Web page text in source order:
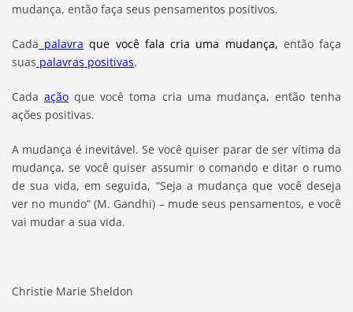
mudança, então faça seus pensamentos positivos.
Cada palavra que você fala cria uma mudança, então faça
suas palavras positivas.
Cadaação que você toma cria uma mudança, então tenha
ações positivas.
A mudança é inevitável. Se você quiser parar de ser vítima da
mudança, se você quiser assumir o comando e ditar o rumo
de sua vida, em seguida, “Seja a mudança que você deseja
ver no mundo” (M. Gandhi) – mude seus pensamentos, e você
vai mudar a sua vida.
Christie Marie Sheldon